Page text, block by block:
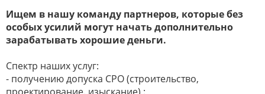
Ищем в нашу команду партнеров, которые без
особых усилий могут начать дополнительно
зарабатывать хорошие деньги.
Спектр наших услуг:
- получению допуска СРО (строительство,